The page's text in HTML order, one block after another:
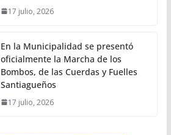
17 julio, 2026
En la Municipalidad se presentó
oficialmente la Marcha de los
Bombos, de las Cuerdas y Fuelles
Santiagueños
17 julio, 2026